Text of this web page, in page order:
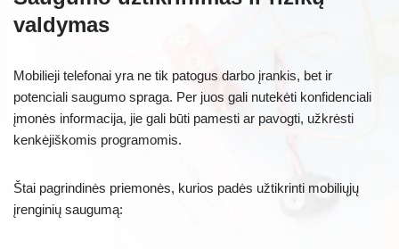
valdymas
Mobilieji telefonai yra ne tik patogus darbo įrankis, bet ir
potenciali saugumo spraga. Per juos gali nutekėti konfidenciali
įmonės informacija, jie gali būti pamesti ar pavogti, užkrėsti
kenkėjiškomis programomis.
Štai pagrindinės priemonės, kurios padės užtikrinti mobiliųjų
įrenginių saugumą: